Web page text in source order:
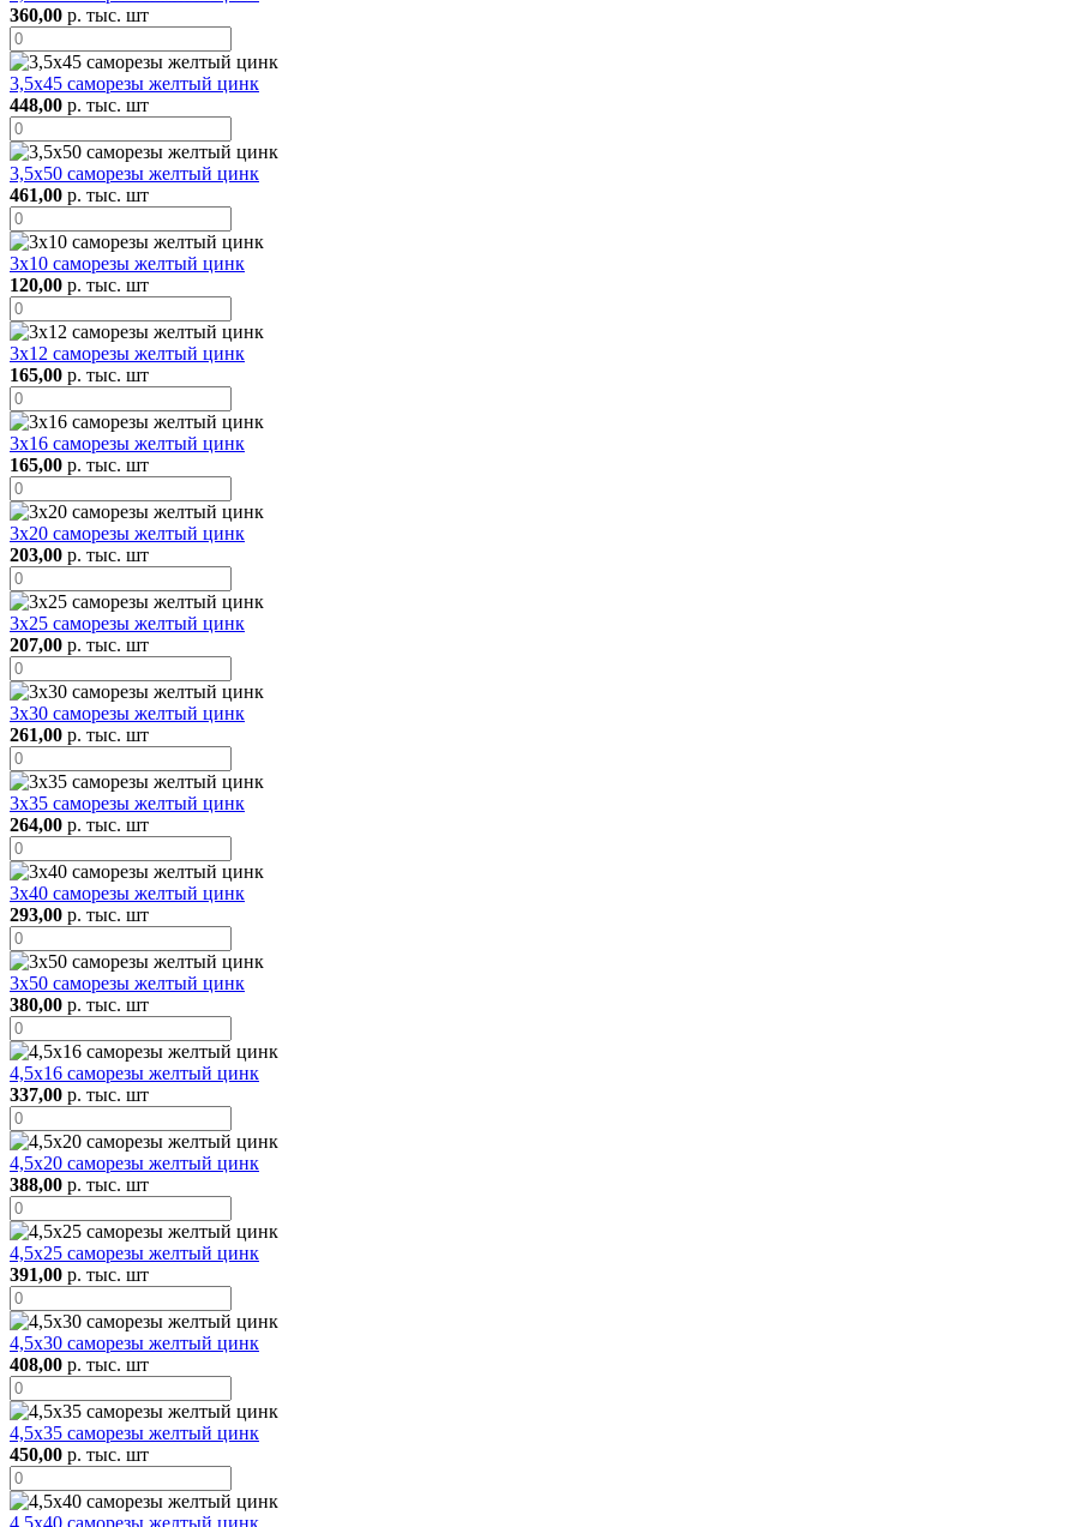
360,00 р. тыс. шт
3,5х45 саморезы желтый цинк
448,00 р. тыс. шт
3,5х50 саморезы желтый цинк
461,00 р. тыс. шт
3х10 саморезы желтый цинк
120,00 р. тыс. шт
3х12 саморезы желтый цинк
165,00 р. тыс. шт
3х16 саморезы желтый цинк
165,00 р. тыс. шт
3х20 саморезы желтый цинк
203,00 р. тыс. шт
3х25 саморезы желтый цинк
207,00 р. тыс. шт
3х30 саморезы желтый цинк
261,00 р. тыс. шт
3х35 саморезы желтый цинк
264,00 р. тыс. шт
3х40 саморезы желтый цинк
293,00 р. тыс. шт
3х50 саморезы желтый цинк
380,00 р. тыс. шт
4,5х16 саморезы желтый цинк
337,00 р. тыс. шт
4,5х20 саморезы желтый цинк
388,00 р. тыс. шт
4,5х25 саморезы желтый цинк
391,00 р. тыс. шт
4,5х30 саморезы желтый цинк
408,00 р. тыс. шт
4,5х35 саморезы желтый цинк
450,00 р. тыс. шт
4,5х40 саморезы желтый цинк